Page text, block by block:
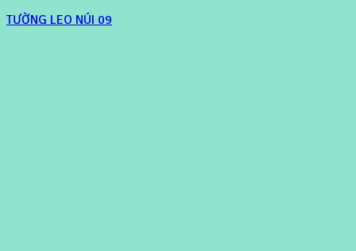
TƯỜNG LEO NÚI 09